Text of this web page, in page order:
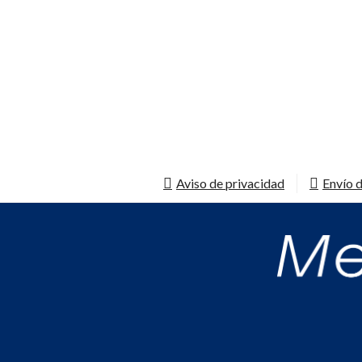
Aviso de privacidad Envío